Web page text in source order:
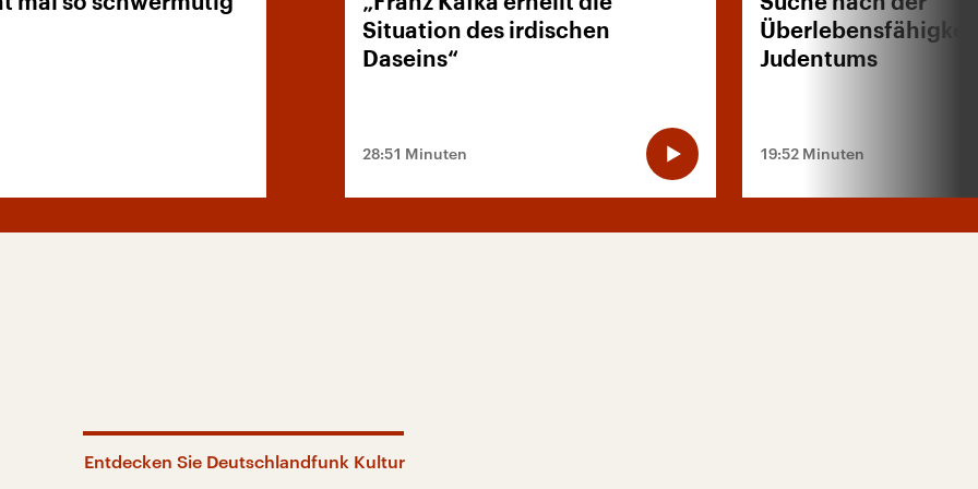
Situation des irdischen
Daseins“
28:51 Minuten
Judentums
19:52 Minuten
Entdecken Sie Deutschlandfunk Kultur